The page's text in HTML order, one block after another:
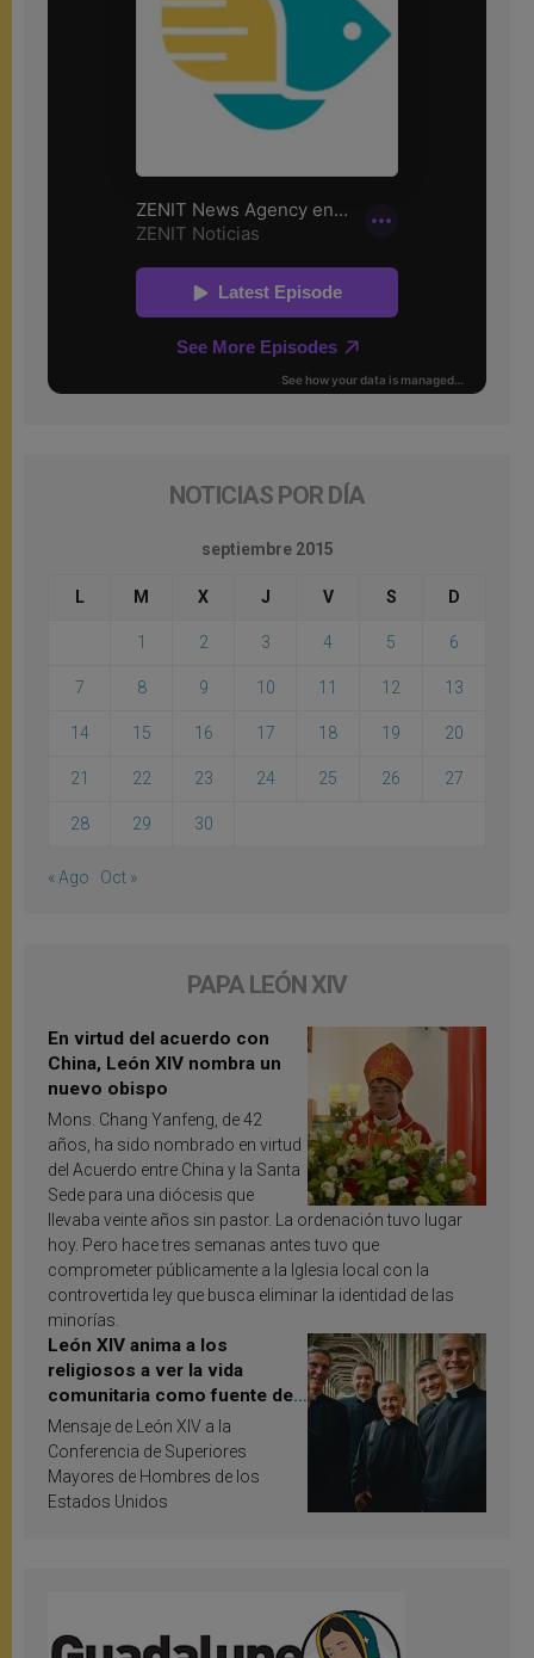
NOTICIAS POR DÍA
septiembre 2015
L M X J V S D
1 2 3 4 5 6
7 8 9 10 11 12 13
14 15 16 17 18 19 20
21 22 23 24 25 26 27
28 29 30
« Ago Oct »
PAPA LEÓN XIV
En virtud del acuerdo con
China, León XIV nombra un
nuevo obispo
Mons. Chang Yanfeng, de 42
años, ha sido nombrado en virtud
del Acuerdo entre China y la Santa
Sede para una diócesis que
llevaba veinte años sin pastor. La ordenación tuvo lugar
hoy. Pero hace tres semanas antes tuvo que
comprometer públicamente a la Iglesia local con la
controvertida ley que busca eliminar la identidad de las
minorías.
León XIV anima a los
religiosos a ver la vida
comunitaria como fuente de
inspiración y santificación
Mensaje de León XIV a la
Conferencia de Superiores
Mayores de Hombres de los
Estados Unidos